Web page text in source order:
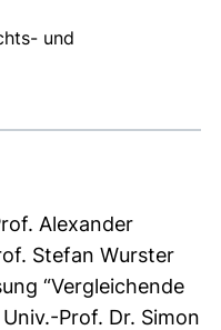
und
Alexander
Stefan Wurster
“Vergleichende
Prof. Dr. Simon